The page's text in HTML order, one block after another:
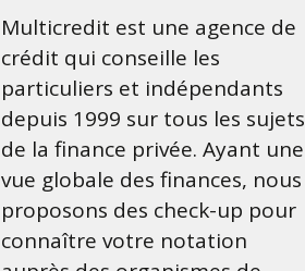
FAQ
Liste de contrôle importante
Conditions générales
Politique de confidentialité
Multicredit est une agence de
crédit qui conseille les
particuliers et indépendants
depuis 1999 sur tous les sujets
de la finance privée. Ayant une
vue globale des finances, nous
proposons des check-up pour
connaître votre notation